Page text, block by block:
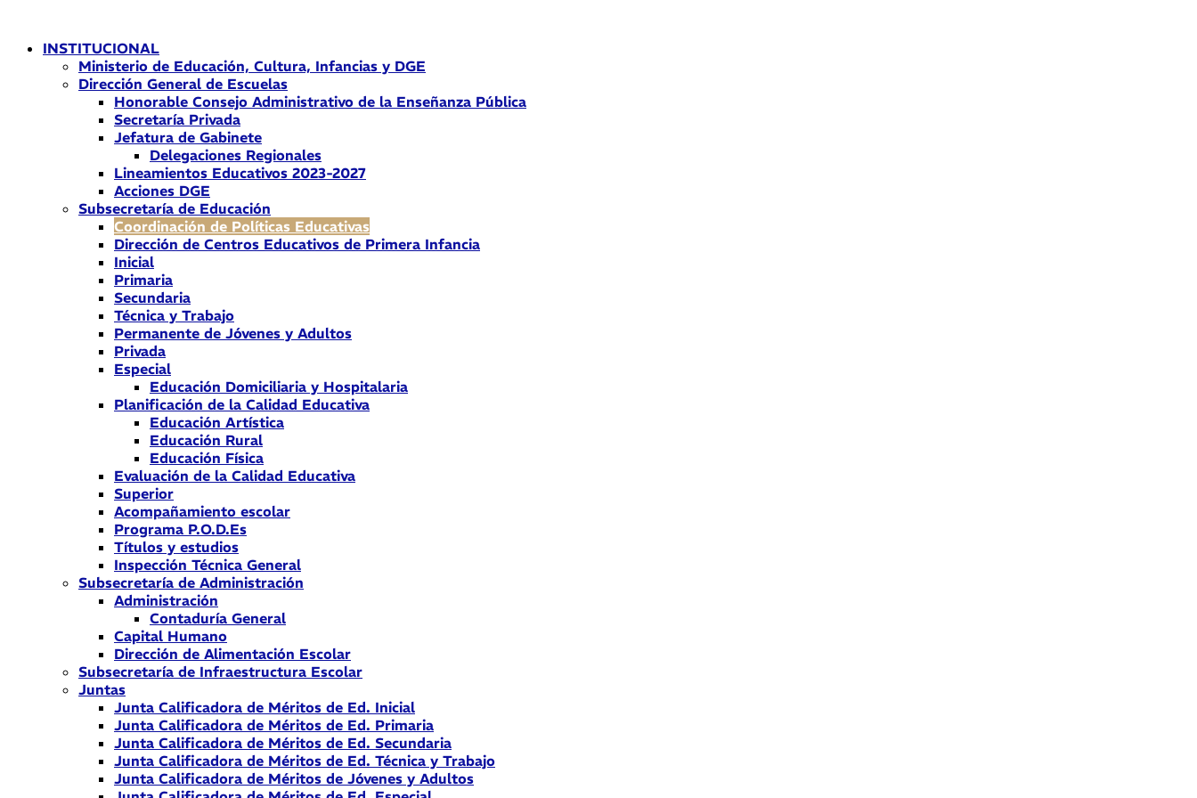
contenidoINSTITUCIONAL
Ministerio de Educación, Cultura, Infancias y DGE
Dirección General de Escuelas
Honorable Consejo Administrativo de la Enseñanza Pública
Secretaría Privada
Jefatura de Gabinete
Delegaciones Regionales
Lineamientos Educativos 2023-2027
Acciones DGE
Subsecretaría de Educación
Coordinación de Políticas Educativas
Dirección de Centros Educativos de Primera Infancia
Inicial
Primaria
Secundaria
Técnica y Trabajo
Permanente de Jóvenes y Adultos
Privada
Especial
Educación Domiciliaria y Hospitalaria
Planificación de la Calidad Educativa
Educación Artística
Educación Rural
Educación Física
Evaluación de la Calidad Educativa
Superior
Acompañamiento escolar
Programa P.O.D.Es
Títulos y estudios
Inspección Técnica General
Subsecretaría de Administración
Administración
Contaduría General
Capital Humano
Dirección de Alimentación Escolar
Subsecretaría de Infraestructura Escolar
Juntas
Junta Calificadora de Méritos de Ed. Inicial
Junta Calificadora de Méritos de Ed. Primaria
Junta Calificadora de Méritos de Ed. Secundaria
Junta Calificadora de Méritos de Ed. Técnica y Trabajo
Junta Calificadora de Méritos de Jóvenes y Adultos